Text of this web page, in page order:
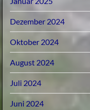
Dezember 2024
Oktober 2024
August 2024
Juli 2024
Juni 2024